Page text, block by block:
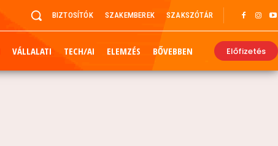
BIZTOSÍTÓK SZAKEMBEREK SZAKSZÓTÁR
VÁLLALATI TECH/AI ELEMZÉS BŐVEBBEN Előfizetés